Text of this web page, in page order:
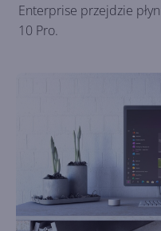
Enterprise przejdzie
10 Pro.